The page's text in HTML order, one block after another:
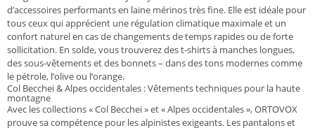
d’accessoires performants en laine mérinos très fine. Elle est idéale pour
tous ceux qui apprécient une régulation climatique maximale et un
confort naturel en cas de changements de temps rapides ou de forte
sollicitation. En solde, vous trouverez des t-shirts à manches longues,
des sous-vêtements et des bonnets – dans des tons modernes comme
le pétrole, l’olive ou l’orange.
Col Becchei & Alpes occidentales : Vêtements techniques pour la haute
montagne
Avec les collections « Col Becchei » et « Alpes occidentales », ORTOVOX
prouve sa compétence pour les alpinistes exigeants. Les pantalons et